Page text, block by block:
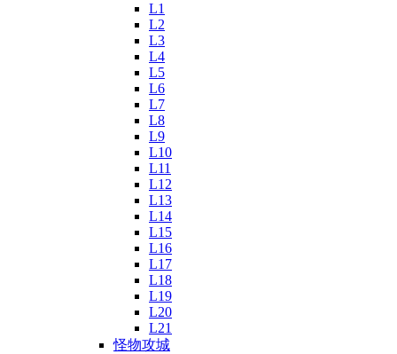
L1
L2
L3
L4
L5
L6
L7
L8
L9
L10
L11
L12
L13
L14
L15
L16
L17
L18
L19
L20
L21
怪物攻城